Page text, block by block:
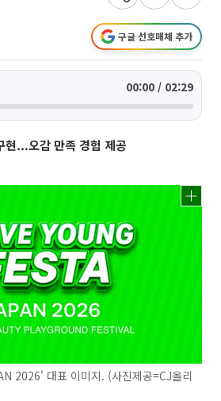
구글 선호매체 추가
00:00 / 02:29
현...오감 만족 경험 제공
2026' 대표 이미지. (사진제공=CJ올리